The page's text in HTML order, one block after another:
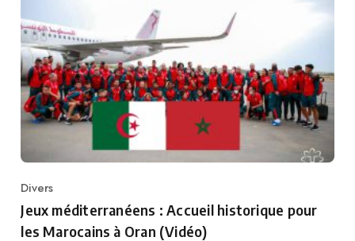
Category
Divers
Jeux méditerranéens : Accueil historique pour
les Marocains à Oran (Vidéo)